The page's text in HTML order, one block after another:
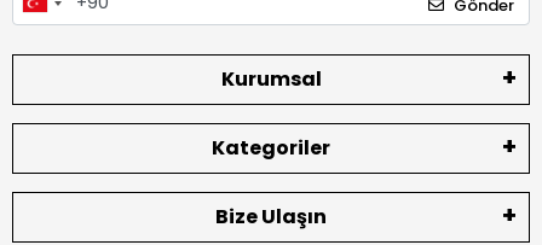
Gönder
Kurumsal
Kategoriler
Bize Ulaşın